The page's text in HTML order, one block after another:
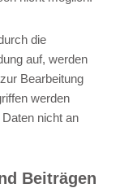
die
auf, werden
Bearbeitung
werden
nicht an
Beiträgen